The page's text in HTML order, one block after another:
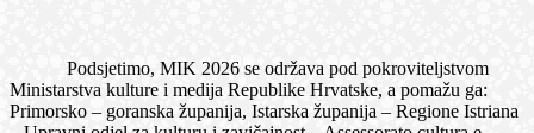
Podsjetimo, MIK 2026 se održava pod pokroviteljstvom
Ministarstva kulture i medija Republike Hrvatske, a pomažu ga:
Primorsko – goranska županija, Istarska županija – Regione Istriana